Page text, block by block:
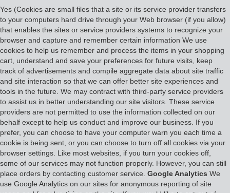
Yes (Cookies are small files that a site or its service provider transfers
to your computers hard drive through your Web browser (if you allow)
that enables the sites or service providers systems to recognize your
browser and capture and remember certain information We use
cookies to help us remember and process the items in your shopping
cart, understand and save your preferences for future visits, keep
track of advertisements and compile aggregate data about site traffic
and site interaction so that we can offer better site experiences and
tools in the future. We may contract with third-party service providers
to assist us in better understanding our site visitors. These service
providers are not permitted to use the information collected on our
behalf except to help us conduct and improve our business. If you
prefer, you can choose to have your computer warn you each time a
cookie is being sent, or you can choose to turn off all cookies via your
browser settings. Like most websites, if you turn your cookies off,
some of our services may not function properly. However, you can still
place orders by contacting customer service. Google Analytics We
use Google Analytics on our sites for anonymous reporting of site